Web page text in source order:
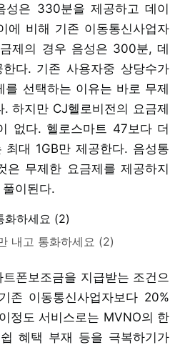
성은 330분을 제공하고 데이
에 비해 기존 이동통신사업자
제의 경우 음성은 300분, 데
다. 기존 사용자중 상당수가
선택하는 이유는 바로 무제
하지만 CJ헬로비전의 요금제
없다. 헬로스마트 47보다 더
최대 1GB만 제공한다. 음성통
은 무제한 요금제를 제공하지
이된다.
내고 통화하세요 (2)
폰보조금을 지급받는 조건으
존 이동통신사업자보다 20%
정도 서비스로는 MVNO의 한
혜택 부재 등을 극복하기가